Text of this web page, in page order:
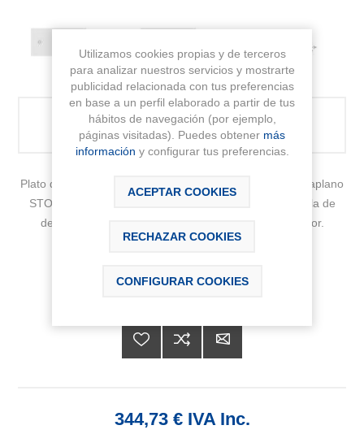
PRODUCTO NO DISPONIBLE ACTUALMENTE
Plato de ducha TERRAN 1800x800 mm rectangular extraplano
STONEX con textura grava andeslizante. Incluye válvula de
desagüe y rejilla TWIST en el mismo acabado de color.
344,73 € IVA Inc.
Utilizamos cookies propias y de terceros
para analizar nuestros servicios y mostrarte
publicidad relacionada con tus preferencias
en base a un perfil elaborado a partir de tus
hábitos de navegación (por ejemplo,
páginas visitadas). Puedes obtener más
información y configurar tus preferencias.
ACEPTAR COOKIES
RECHAZAR COOKIES
CONFIGURAR COOKIES